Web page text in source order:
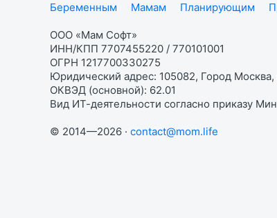
Беременным
Мамам Планирующим
ООО «Мам Софт»
ИНН/КПП 7707455220 / 770101001
ОГРН 1217700330275
Юридический адрес: 105082, Город
ОКВЭД (основной): 62.01
Вид ИТ-деятельности согласно приказу
© 2014—2026 · contact@mom.life